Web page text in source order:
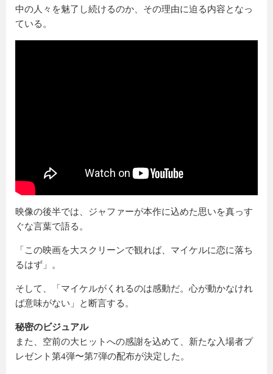
中の人々を魅了し続けるのか、その理由に迫る内容となっ
ている。
映像の後半では、ジャファーが本作に込めた思いを真っす
ぐな言葉で語る。
「この映画を大スクリーンで観れば、マイケルに恋に落ち
るはず」。
そして、「マイケルがくれるのは感動だ。心が動かなけれ
ば意味がない」と断言する。
秘密のビジュアル
また、空前の大ヒットへの感謝を込めて、新たな入場者プ
レゼント第4弾〜第7弾の配布が決定した。